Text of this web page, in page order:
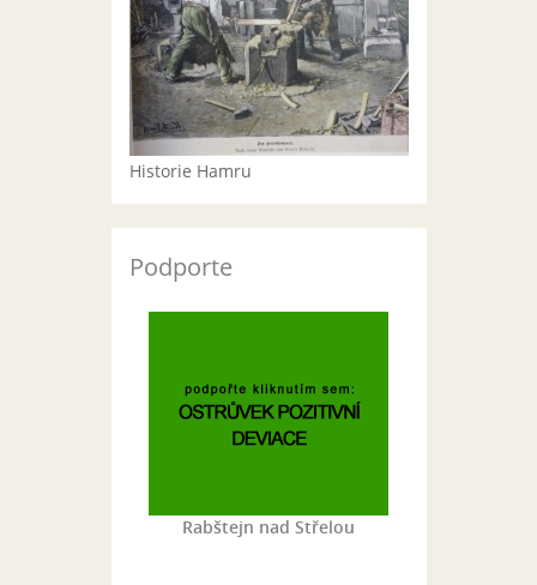
Historie Hamru
Podporte
Rabštejn nad Střelou